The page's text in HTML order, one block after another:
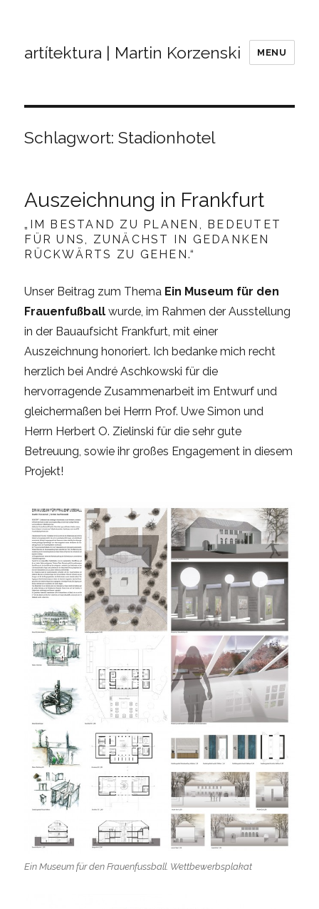
artítektura | Martin Korzenski MENU
Schlagwort:Stadionhotel
Auszeichnung in Frankfurt
„IM BESTAND ZU PLANEN, BEDEUTET
FÜR UNS, ZUNÄCHST IN GEDANKEN
RÜCKWÄRTS ZU GEHEN.“
Unser Beitrag zum Thema Ein Museum für den
Frauenfußball wurde, im Rahmen der Ausstellung
in der Bauaufsicht Frankfurt, mit einer
Auszeichnung honoriert. Ich bedanke mich recht
herzlich bei André Aschkowski für die
hervorragende Zusammenarbeit im Entwurf und
gleichermaßen bei Herrn Prof. Uwe Simon und
Herrn Herbert O. Zielinski für die sehr gute
Betreuung, sowie ihr großes Engagement in diesem
Projekt!
Ein Museum für den Frauenfussball. Wettbewerbsplakat